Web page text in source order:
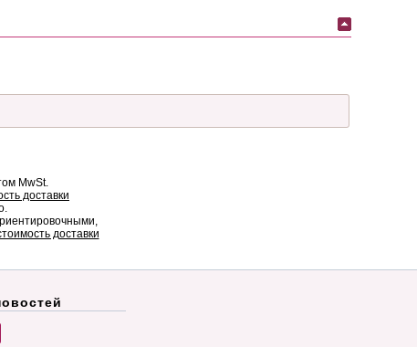
MwSt.
доставки
доставки